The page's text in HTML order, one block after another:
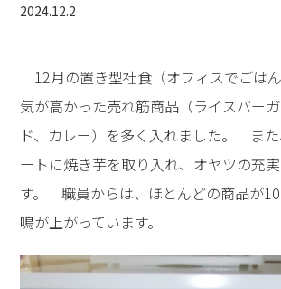
2024.12.2
12月の置き型社食（オフィスでごは
気が高かった売れ筋商品（ライスバー
ド、カレー）を多く入れました。 ま
ートに焼き芋を取り入れ、オヤツの充
す。 職員からは、ほとんどの商品が
鳴が上がっています。